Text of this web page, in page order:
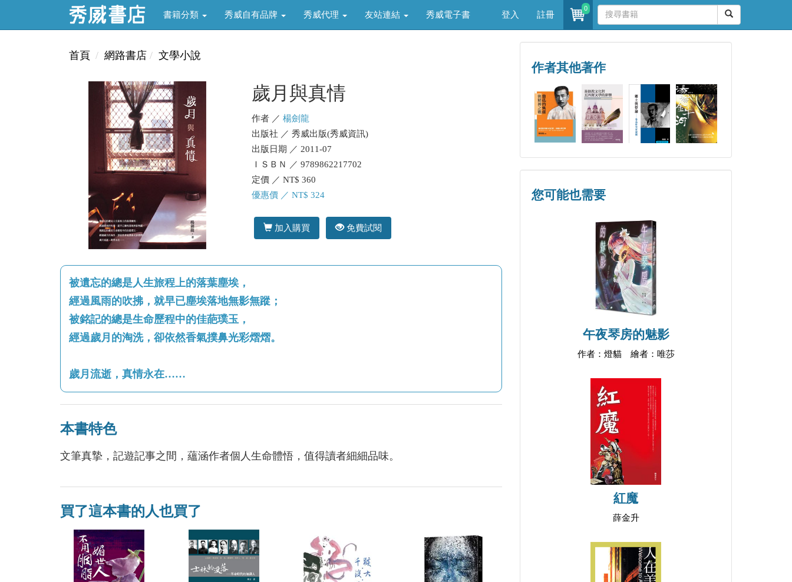
書籍分類 秀威自有品牌 秀威代理 友站連結 秀威電子書 登入 註冊
0
首頁 網路書店 文學小說
歲月與真情
作者 ／ 楊劍龍
出版社 ／ 秀威出版(秀威資訊)
出版日期 ／ 2011-07
ＩＳＢＮ ／ 9789862217702
定價 ／ NT$ 360
優惠價 ／ NT$ 324
加入購買 免費試閱
被遺忘的總是人生旅程上的落葉塵埃，
經過風雨的吹拂，就早已塵埃落地無影無蹤；
被銘記的總是生命歷程中的佳葩璞玉，
經過歲月的淘洗，卻依然香氣撲鼻光彩熠熠。
歲月流逝，真情永在……
本書特色
文筆真摯，記遊記事之間，蘊涵作者個人生命體悟，值得讀者細細品味。
買了這本書的人也買了
作者其他著作
您可能也需要
午夜琴房的魅影
作者：燈貓 繪者：唯莎
紅魔
薛金升